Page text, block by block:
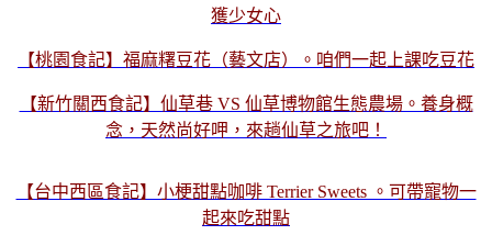
獲少女心
【桃園食記】福麻糬豆花（藝文店）。咱們一起上課吃豆花
【新竹關西食記】仙草巷 VS 仙草博物館生態農場。養身概
念，天然尚好呷，來趟仙草之旅吧！
【台中西區食記】小梗甜點咖啡 Terrier Sweets 。可帶寵物一
起來吃甜點